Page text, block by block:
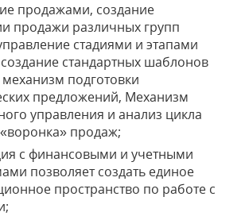
продажами, создание
продажи различных групп
стадиями и этапами
стандартных шаблонов
подготовки
предложений, Механизм
управления и анализ цикла
продаж;
с финансовыми и учетными
позволяет создать единое
пространство по работе с